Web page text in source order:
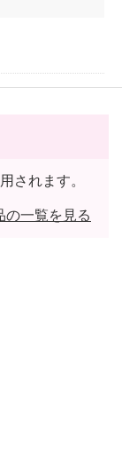
されます。
の一覧を見る